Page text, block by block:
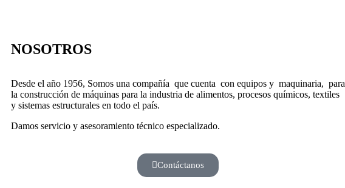
NOSOTROS
Desde el año 1956, Somos una compañía que cuenta con equipos y maquinaria, para
la construcción de máquinas para la industria de alimentos, procesos químicos, textiles
y sistemas estructurales en todo el país.
Damos servicio y asesoramiento técnico especializado.
Contáctanos